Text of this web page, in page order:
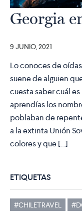
Georgia
9 JUNIO, 2021
Lo conoces de
suene de alguien
cuesta saber cuál
aprendías los
poblaban de
a la extinta Unión
colores y que […]
ETIQUETAS
#CHILETRAVEL